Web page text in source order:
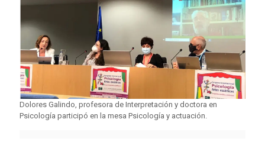
Dolores Galindo, profesora de Interpretación y doctora en
Psicología participó en la mesa Psicología y actuación.